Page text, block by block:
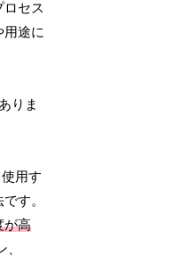
ロセス
用途に
りま
用す
す。
が高
、